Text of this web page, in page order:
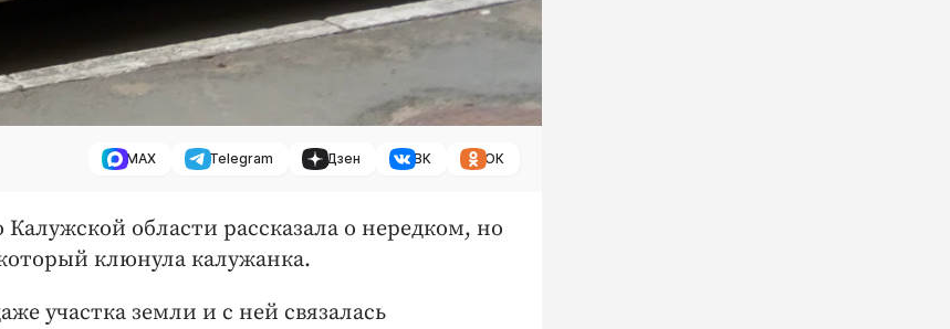
MAX Telegram Дзен ВК ОК
области рассказала о нередком, но
клюнула калужанка.
участка земли и с ней связалась